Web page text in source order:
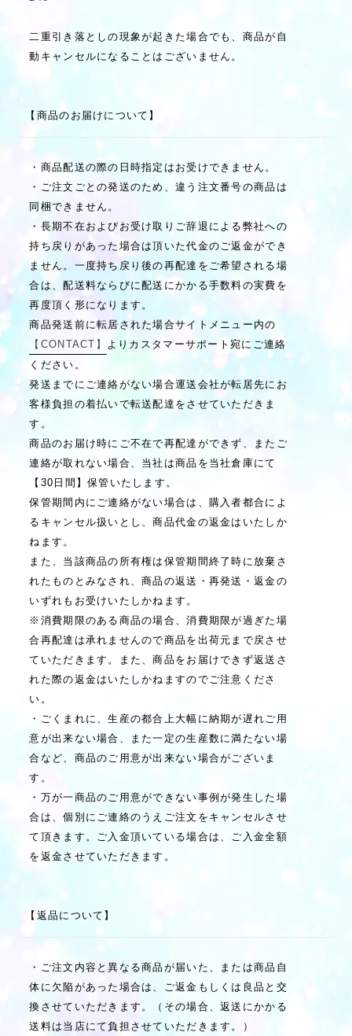
二重引き落としの現象が起きた場合でも、商品が自
動キャンセルになることはございません。
【商品のお届けについて】
・商品配送の際の日時指定はお受けできません。
・ご注文ごとの発送のため、違う注文番号の商品は
同梱できません。
・長期不在およびお受け取りご辞退による弊社への
持ち戻りがあった場合は頂いた代金のご返金ができ
ません。一度持ち戻り後の再配達をご希望される場
合は、配送料ならびに配送にかかる手数料の実費を
再度頂く形になります。
商品発送前に転居された場合サイトメニュー内の
【CONTACT】 よりカスタマーサポート宛にご連絡
ください。
発送までにご連絡がない場合運送会社が転居先にお
客様負担の着払いで転送配達をさせていただきま
す。
商品のお届け時にご不在で再配達ができず、またご
連絡が取れない場合、当社は商品を当社倉庫にて
【30日間】保管いたします。
保管期間内にご連絡がない場合は、購入者都合によ
るキャンセル扱いとし、商品代金の返金はいたしか
ねます。
また、当該商品の所有権は保管期間終了時に放棄さ
れたものとみなされ、商品の返送・再発送・返金の
いずれもお受けいたしかねます。
※消費期限のある商品の場合、消費期限が過ぎた場
合再配達は承れませんので商品を出荷元まで戻させ
ていただきます。また、商品をお届けできず返送さ
れた際の返金はいたしかねますのでご注意くださ
い。
・ごくまれに、生産の都合上大幅に納期が遅れご用
意が出来ない場合、また一定の生産数に満たない場
合など、商品のご用意が出来ない場合がございま
す。
・万が一商品のご用意ができない事例が発生した場
合は、個別にご連絡のうえご注文をキャンセルさせ
て頂きます。ご入金頂いている場合は、ご入金全額
を返金させていただきます。
【返品について】
・ご注文内容と異なる商品が届いた、または商品自
体に欠陥があった場合は、ご返金もしくは良品と交
換させていただきます。（その場合、返送にかかる
送料は当店にて負担させていただきます。）